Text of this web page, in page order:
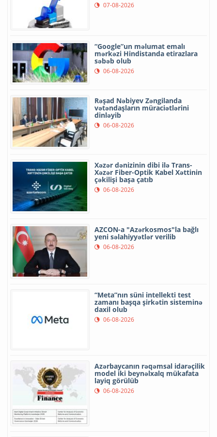
07-08-2026
“Google”un məlumat emalı
mərkəzi Hindistanda etirazlara
səbəb olub
06-08-2026
Rəşad Nəbiyev Zəngilanda
vətəndaşların müraciətlərini
dinləyib
06-08-2026
Xəzər dənizinin dibi ilə Trans-
Xəzər Fiber-Optik Kabel Xəttinin
çəkilişi başa çatıb
06-08-2026
AZCON-a "Azərkosmos"la bağlı
yeni səlahiyyətlər verilib
06-08-2026
“Meta”nın süni intellekti test
zamanı başqa şirkətin sisteminə
daxil olub
06-08-2026
Azərbaycanın rəqəmsal idarəçilik
model iki beynəlxalq mükafata
layiq görülüb
06-08-2026